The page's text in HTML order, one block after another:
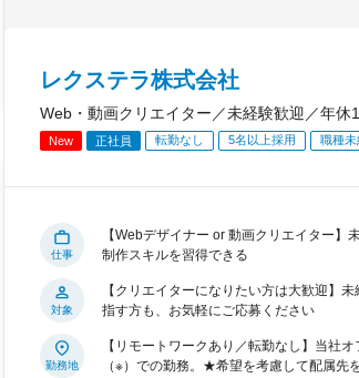
レクステラ株式会社
Web・動画クリエイター／未経験歓迎／年休
New 正社員 転勤なし 5名以上採用 職種未
仕事
【Webデザイナー or 動画クリエイター】
制作スキルを習得できる
対象
【クリエイターになりたい方は大歓迎】
指す方も、お気軽にご応募ください
勤務地
【リモートワークあり／転勤なし】当社
（※）での勤務。★希望を考慮して配属先